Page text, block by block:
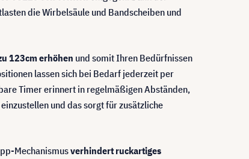
die Wirbelsäule und Bandscheiben und
123cm erhöhen und somit Ihren Bedürfnissen
lassen sich bei Bedarf jederzeit per
Timer erinnert in regelmäßigen Abständen,
und das sorgt für zusätzliche
Mechanismusverhindert ruckartiges